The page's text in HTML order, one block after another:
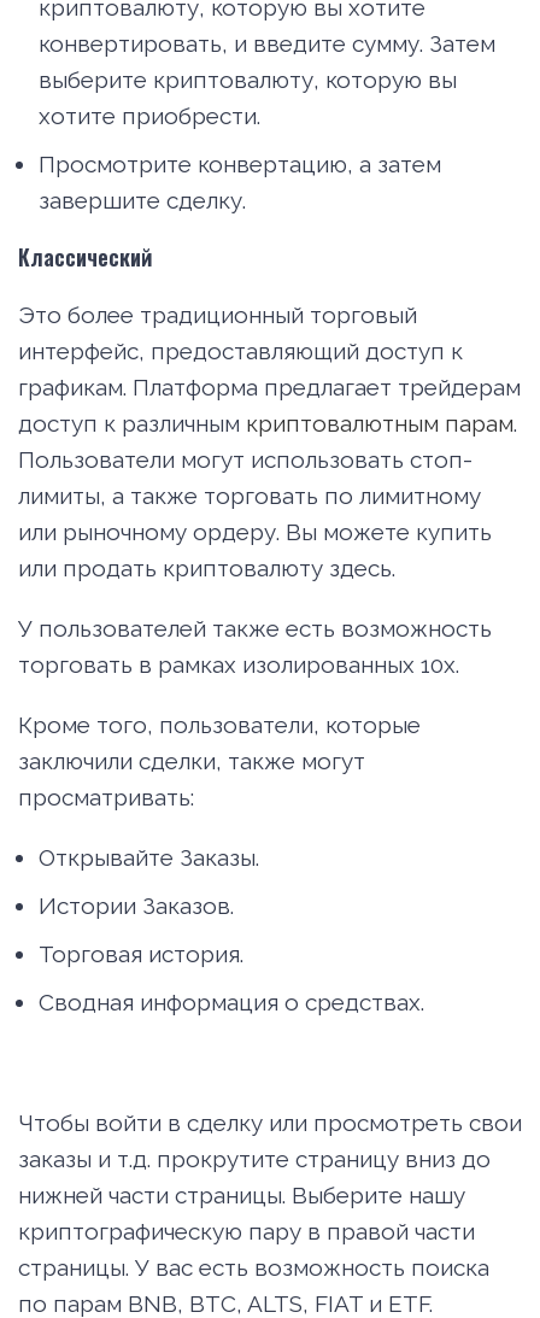
криптовалюту, которую вы хотите
конвертировать, и введите сумму. Затем
выберите криптовалюту, которую вы
хотите приобрести.
Просмотрите конвертацию, а затем
завершите сделку.
Классический
Это более традиционный торговый
интерфейс, предоставляющий доступ к
графикам. Платформа предлагает трейдерам
доступ к различным криптовалютным парам.
Пользователи могут использовать стоп-
лимиты, а также торговать по лимитному
или рыночному ордеру. Вы можете купить
или продать криптовалюту здесь.
У пользователей также есть возможность
торговать в рамках изолированных 10x.
Кроме того, пользователи, которые
заключили сделки, также могут
просматривать:
Открывайте Заказы.
Истории Заказов.
Торговая история.
Сводная информация о средствах.
Чтобы войти в сделку или просмотреть свои
заказы и т.д. прокрутите страницу вниз до
нижней части страницы. Выберите нашу
криптографическую пару в правой части
страницы. У вас есть возможность поиска
по парам BNB, BTC, ALTS, FIAT и ETF.